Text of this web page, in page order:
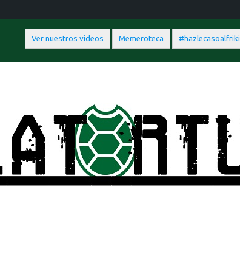
Ver nuestros videos Memeroteca #hazlecasoalfriki